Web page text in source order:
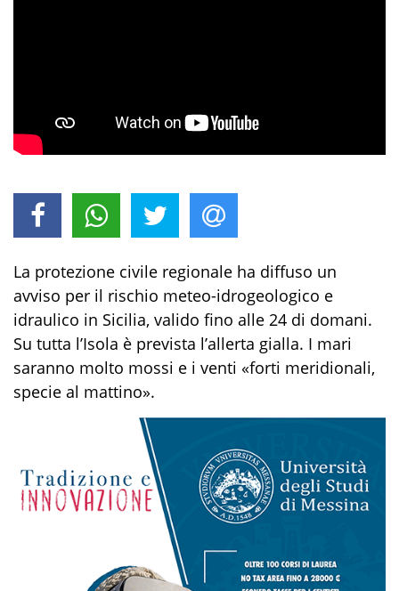
La protezione civile regionale ha diffuso un
avviso per il rischio meteo-idrogeologico e
idraulico in Sicilia, valido fino alle 24 di domani.
Su tutta l’Isola è prevista l’allerta gialla. I mari
saranno molto mossi e i venti «forti meridionali,
specie al mattino».